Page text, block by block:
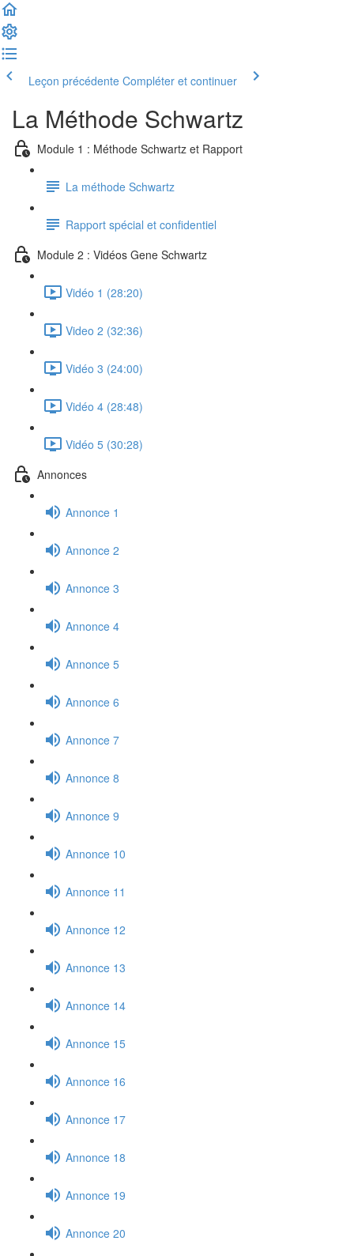
Leçon précédente Compléter et continuer
La Méthode Schwartz
Module 1 : Méthode Schwartz et Rapport
La méthode Schwartz
Rapport spécial et confidentiel
Module 2 : Vidéos Gene Schwartz
Vidéo 1 (28:20)
Video 2 (32:36)
Vidéo 3 (24:00)
Vidéo 4 (28:48)
Vidéo 5 (30:28)
Annonces
Annonce 1
Annonce 2
Annonce 3
Annonce 4
Annonce 5
Annonce 6
Annonce 7
Annonce 8
Annonce 9
Annonce 10
Annonce 11
Annonce 12
Annonce 13
Annonce 14
Annonce 15
Annonce 16
Annonce 17
Annonce 18
Annonce 19
Annonce 20